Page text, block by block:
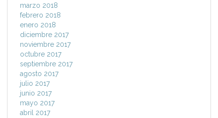
marzo 2018
febrero 2018
enero 2018
diciembre 2017
noviembre 2017
octubre 2017
septiembre 2017
agosto 2017
julio 2017
junio 2017
mayo 2017
abril 2017